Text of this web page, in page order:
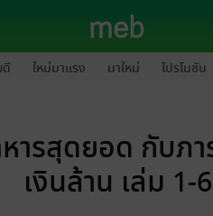
ดี ใหม่มาแรง มาใหม่ โปรโมชัน
หารสุดยอด กับ
เงินล้าน เล่ม 1-6